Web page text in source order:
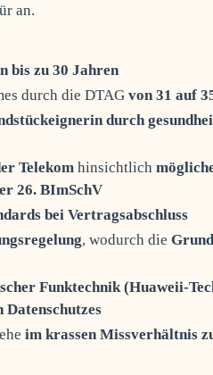
an.
bis zu 30 Jahren
durch die DTAG von 31 auf
durch
Telekom hinsichtlich
26. BImSchV
bei Vertragsabschluss
, wodurch die
Funktechnik (Huaweii-
Datenschutzes
im krassen Missverhältnis